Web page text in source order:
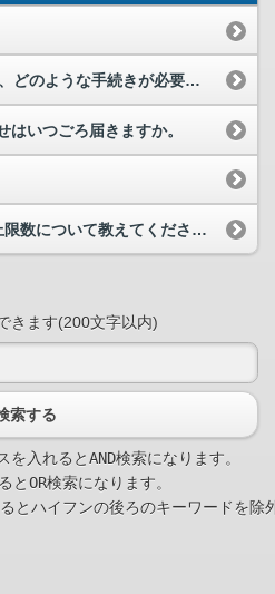
住所を移転する予定ですが、どのような手続きが必要ですか。
いつごろ届きますか。
作成できるDBサーバーの上限数について教えてください。
きます(200文字以内)
索する
入れるとAND検索になります。
OR検索になります。